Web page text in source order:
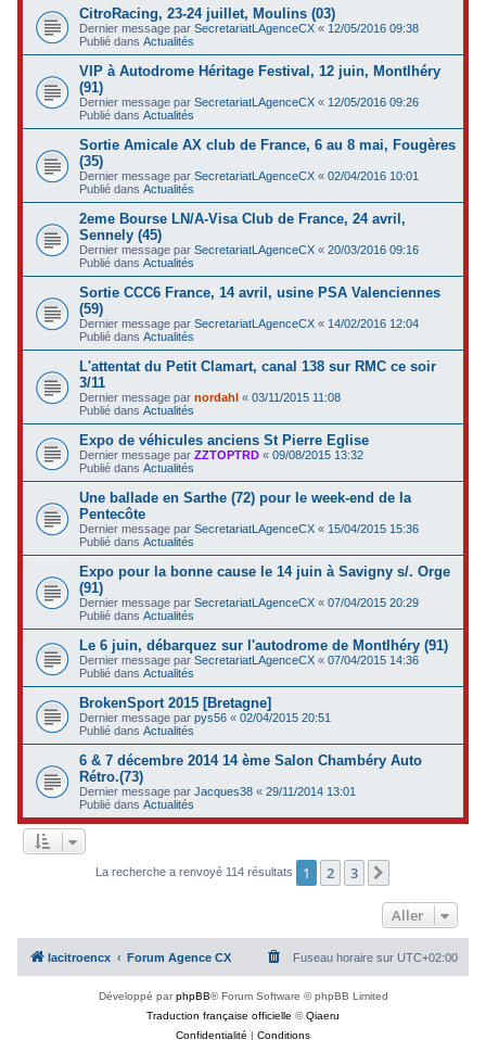
CitroRacing, 23-24 juillet, Moulins (03)
Dernier message parSecretariatLAgenceCX « 12/05/2016 09:38
Publié dansActualités
VIP à Autodrome Héritage Festival, 12 juin, Montlhéry
(91)
Dernier message parSecretariatLAgenceCX « 12/05/2016 09:26
Publié dansActualités
Sortie Amicale AX club de France, 6 au 8 mai, Fougères
(35)
Dernier message parSecretariatLAgenceCX «02/04/2016 10:01
Publié dansActualités
2eme Bourse LN/A-Visa Club de France, 24 avril,
Sennely (45)
Dernier message parSecretariatLAgenceCX «20/03/2016 09:16
Publié dansActualités
Sortie CCC6 France, 14 avril, usine PSA Valenciennes
(59)
Dernier message parSecretariatLAgenceCX « 14/02/2016 12:04
Publié dansActualités
L'attentat du Petit Clamart, canal 138 sur RMC ce soir
3/11
Dernier message parnordahl «03/11/2015 11:08
Publié dansActualités
Expo de véhicules anciens St Pierre Eglise
Dernier message parZZTOPTRD «09/08/2015 13:32
Publié dansActualités
Une ballade en Sarthe (72) pour le week-end de la
Pentecôte
Dernier message parSecretariatLAgenceCX « 15/04/2015 15:36
Publié dansActualités
Expo pour la bonne cause le 14 juin à Savigny s/. Orge
(91)
Dernier message parSecretariatLAgenceCX «07/04/2015 20:29
Publié dansActualités
Le 6 juin, débarquez sur l'autodrome de Montlhéry (91)
Dernier message parSecretariatLAgenceCX «07/04/2015 14:36
Publié dansActualités
BrokenSport 2015 [Bretagne]
Dernier message parpys56 «02/04/2015 20:51
Publié dansActualités
6 & 7 décembre 2014 14 ème Salon Chambéry Auto
Rétro.(73)
Dernier message parJacques38 «29/11/2014 13:01
Publié dansActualités
La recherche a renvoyé 114 résultats 1 2 3
Aller
lacitroencx Forum Agence CX Fuseau horaire sur UTC+02:00
Développé parphpBB® Forum Software © phpBB Limited
Traduction française officielle ©Qiaeru
Confidentialité | Conditions